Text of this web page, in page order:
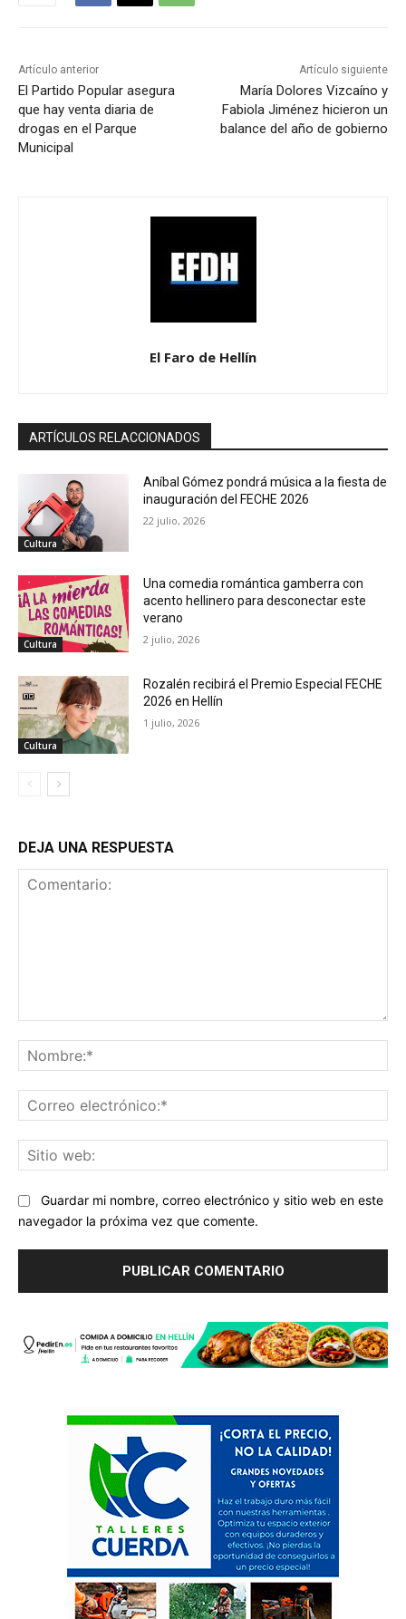
Artículo anterior
El Partido Popular asegura
que hay venta diaria de
drogas en el Parque
Municipal
Artículo siguiente
María Dolores Vizcaíno y
Fabiola Jiménez hicieron un
balance del año de gobierno
El Faro de Hellín
ARTÍCULOS RELACCIONADOS
Cultura
Aníbal Gómez pondrá música a la fiesta de
inauguración del FECHE 2026
22 julio, 2026
Cultura
Una comedia romántica gamberra con
acento hellinero para desconectar este
verano
2 julio, 2026
Cultura
Rozalén recibirá el Premio Especial FECHE
2026 en Hellín
1 julio, 2026
DEJA UNA RESPUESTA
Guardar mi nombre, correo electrónico y sitio web en este
navegador la próxima vez que comente.